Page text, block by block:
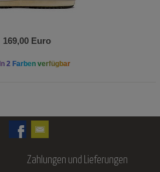
169,00 Euro
In 2 Farben verfügbar
Zahlungen und Lieferungen